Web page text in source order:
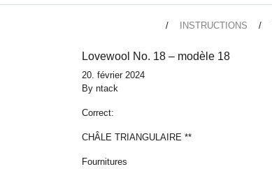
INSTRUCTIONS
Lovewool No. 18 – modèle 18
20. février 2024
By ntack
Correct:
CHÂLE TRIANGULAIRE **
Fournitures